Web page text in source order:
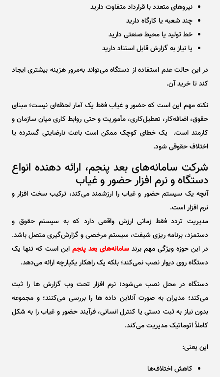
نیروهای متعدد با قرارداد متفاوت دارید
چند شعبه یا کارگاه دارید
خط تولید یا محیط صنعتی دارید
یا نیاز به گزارش قابل استناد دارید
در این حالت عدم استفاده از دستگاه می‌تواند به‌مرور هزینه بیشتری ایجاد
کند تا خرید آن.
نکته مهم این است که حضور و غیاب فقط یک آمار لحظه‌ای نیست؛ مبنای
حقوق، اضافه‌کار، تعطیل‌کاری، مأموریت و حتی روابط کاری میان سازمان و
کارمند است. یک خطای کوچک ممکن است باعث نارضایتی گسترده یا
اختلاف حقوقی شود.
شرکت سامانه‌های بعد پنجم، ارائه ‌دهنده انواع
دستگاه و نرم افزار حضور و غیاب
آنچه یک سیستم حضور و غیاب را ارزشمند می‌کند، ترکیب سخت ‌افزار و
نرم ‌افزار است.
مدیریت تردد فقط زمانی ارزش واقعی دارد که به سیستم حقوق و
دستمزد، برنامه ‌ریزی شیفت، سیستم مرخصی و گزارش‌گیری متصل باشد.
در این حوزه ویژگی مهم برند سامانه‌های بعد پنجم این است که تنها یک
دستگاه روی دیوار نصب نمی‌کند؛ بلکه یک راهکار یکپارچه ارائه می‌دهد.
دستگاه در محل نصب می‌شود؛ نرم ‌افزار تحت وب گزارش ‌ها را ثبت
می‌کند؛ مدیران به صورت آنلاین داده ‌ها را بررسی می‌کنند؛ و مجموعه
بدون نیاز به ثبت دستی یا کنترل انسانی، فرآیند حضور و غیاب را به شکل
کاملاً اتوماتیک مدیریت می‌کند.
این یعنی:
کاهش اختلاف‌ها